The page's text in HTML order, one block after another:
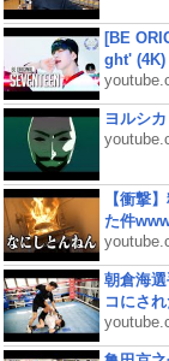
[BE
ght' (4K)
ヨルシ
【衝撃
た件
朝倉海
コにさ